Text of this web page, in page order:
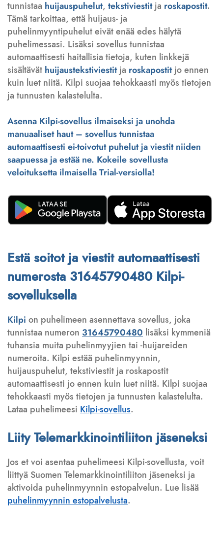
tunnistaa huijauspuhelut, tekstiviestitja roskapostit.
Tämä tarkoittaa, että huijaus- ja
puhelinmyyntipuhelut eivät enää edes hälytä
puhelimessasi. Lisäksi sovellus tunnistaa
automaattisesti haitallisia tietoja, kuten linkkejä
sisältävät huijaustekstiviestitja roskapostitjo ennen
kuin luet niitä. Kilpi suojaa tehokkaasti myös tietojen
ja tunnusten kalastelulta.
Asenna Kilpi-sovellus ilmaiseksi ja unohda
manuaaliset haut – sovellus tunnistaa
automaattisesti ei-toivotut puhelut ja viestit niiden
saapuessa ja estää ne. Kokeile sovellusta
veloituksetta ilmaisella Trial-versiolla!
Estä soitot ja viestit automaattisesti
numerosta 31645790480 Kilpi-
sovelluksella
Kilpi on puhelimeen asennettava sovellus, joka
tunnistaa numeron 31645790480 lisäksi kymmeniä
tuhansia muita puhelinmyyjien tai -huijareiden
numeroita. Kilpi estää puhelinmyynnin,
huijauspuhelut, tekstiviestit ja roskapostit
automaattisesti jo ennen kuin luet niitä. Kilpi suojaa
tehokkaasti myös tietojen ja tunnusten kalastelulta.
Lataa puhelimeesi Kilpi-sovellus.
Liity Telemarkkinointiliiton jäseneksi
Jos et voi asentaa puhelimeesi Kilpi-sovellusta, voit
liittyä Suomen Telemarkkinointiliiton jäseneksi ja
aktivoida puhelinmyynnin estopalvelun. Lue lisää
puhelinmyynnin estopalvelusta.